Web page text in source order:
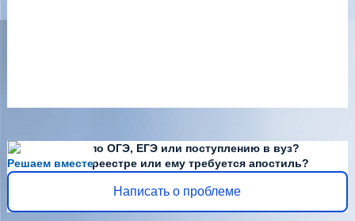
Решаем вместе
Есть вопросы по ОГЭ, ЕГЭ или поступлению в вуз?
Диплома нет в реестре или ему требуется апостиль?
Написать о проблеме